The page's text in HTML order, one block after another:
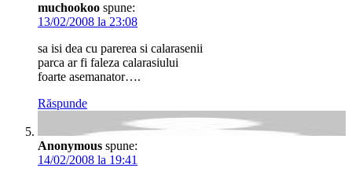
muchookoo spune:
13/02/2008 la 23:08
sa isi dea cu parerea si calarasenii
parca ar fi faleza calarasiului
foarte asemanator….
Răspunde
Anonymous spune:
14/02/2008 la 19:41